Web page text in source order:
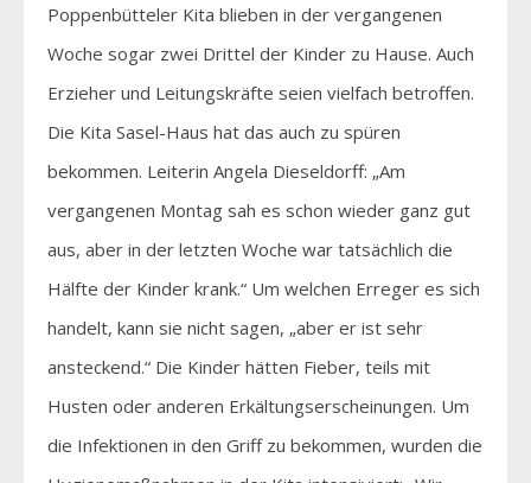
Poppenbütteler Kita blieben in der vergangenen
Woche sogar zwei Drittel der Kinder zu Hause. Auch
Erzieher und Leitungskräfte seien vielfach betroffen.
Die Kita Sasel-Haus hat das auch zu spüren
bekommen. Leiterin Angela Dieseldorff: „Am
vergangenen Montag sah es schon wieder ganz gut
aus, aber in der letzten Woche war tatsächlich die
Hälfte der Kinder krank.“ Um welchen Erreger es sich
handelt, kann sie nicht sagen, „aber er ist sehr
ansteckend.“ Die Kinder hätten Fieber, teils mit
Husten oder anderen Erkältungserscheinungen. Um
die Infektionen in den Griff zu bekommen, wurden die